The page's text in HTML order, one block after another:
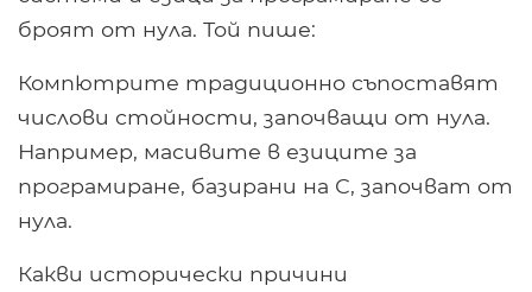
броят от нула. Той пише:
Компютрите традиционно съпоставят
числови стойности, започващи от нула.
Например, масивите в езиците за
програмиране, базирани на С, започват от
нула.
Какви исторически причини